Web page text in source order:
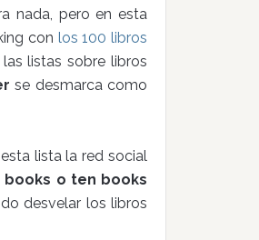
nada, pero en esta
con los 100 libros
listas sobre libros
se desmarca como
lista la red social
books o ten books
desvelar los libros